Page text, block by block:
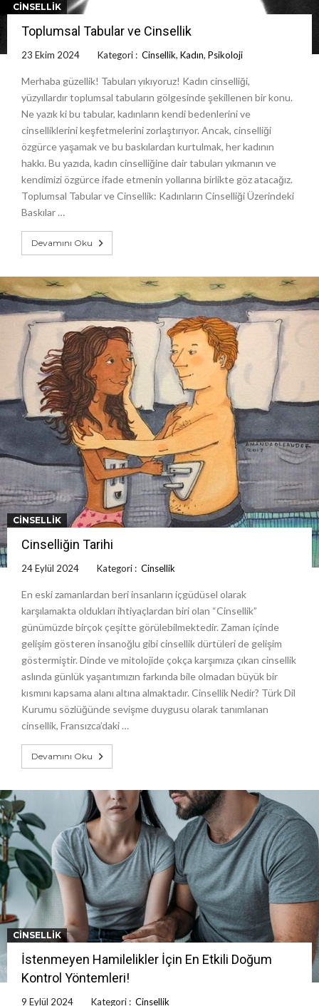
CINSELLIK
Toplumsal Tabular ve Cinsellik
23 Ekim 2024 Kategori : Cinsellik, Kadın, Psikoloji
Merhaba güzellik! Tabuları yıkıyoruz! Kadın cinselliği,
yüzyıllardır toplumsal tabuların gölgesinde şekillenen bir konu.
Ne yazık ki bu tabular, kadınların kendi bedenlerini ve
cinselliklerini keşfetmelerini zorlaştırıyor. Ancak, cinselliği
özgürce yaşamak ve bu baskılardan kurtulmak, her kadının
hakkı. Bu yazıda, kadın cinselliğine dair tabuları yıkmanın ve
kendimizi özgürce ifade etmenin yollarına birlikte göz atacağız.
Toplumsal Tabular ve Cinsellik: Kadınların Cinselliği Üzerindeki
Baskılar …
Devamını Oku
CINSELLIK
Cinselliğin Tarihi
24 Eylül 2024 Kategori : Cinsellik
En eski zamanlardan beri insanların içgüdüsel olarak
karşılamakta oldukları ihtiyaçlardan biri olan “Cinsellik”
günümüzde birçok çeşitte görülebilmektedir. Zaman içinde
gelişim gösteren insanoğlu gibi cinsellik dürtüleri de gelişim
göstermiştir. Dinde ve mitolojide çokça karşımıza çıkan cinsellik
aslında günlük yaşantımızın farkında bile olmadan büyük bir
kısmını kapsama alanı altına almaktadır. Cinsellik Nedir? Türk Dil
Kurumu sözlüğünde sevişme duygusu olarak tanımlanan
cinsellik, Fransızca’daki …
Devamını Oku
CINSELLIK
İstenmeyen Hamilelikler İçin En Etkili Doğum
Kontrol Yöntemleri!
9 Eylül 2024 Kategori : Cinsellik